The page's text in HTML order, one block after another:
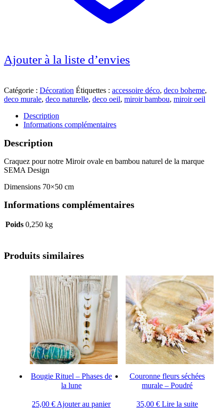
Ajouter à la liste d’envies
Catégorie : Décoration Étiquettes : accessoire déco, deco boheme,
deco murale, deco naturelle, deco oeil, miroir bambou, miroir oeil
Description
Informations complémentaires
Description
Craquez pour notre Miroir ovale en bambou naturel de la marque
SEMA Design
Dimensions 70×50 cm
Informations complémentaires
Poids 0,250 kg
Produits similaires
Bougie Rituel – Phases de
la lune
25,00€ Ajouter au panier
Couronne fleurs séchées
murale – Poudré
35,00 € Lire la suite